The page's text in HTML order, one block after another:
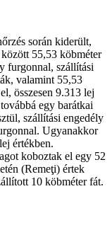
során kiderült,
55,53 köbméter
furgonnal, szállítási
valamint 55,53
összesen 9.313 lej
egy barátkai
szállítási engedély
Ugyanakkor
értékben.
koboztak el egy 52
(Remeţi) értek
10 köbméter fát.